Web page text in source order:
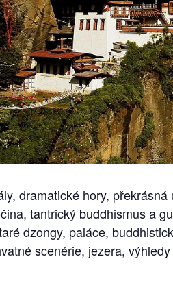
dramatické hory,
tantrický buddhismus a
dzongy, paláce,
scenérie, jezera,